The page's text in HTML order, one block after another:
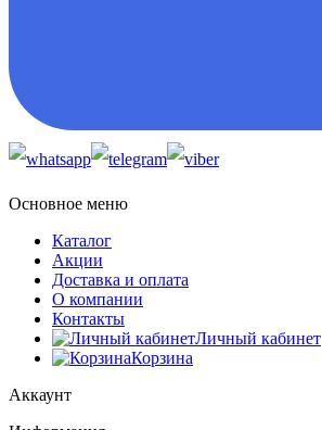
Основное меню
Каталог
Акции
Доставка и оплата
О компании
Контакты
Личный кабинет
Корзина
Аккаунт